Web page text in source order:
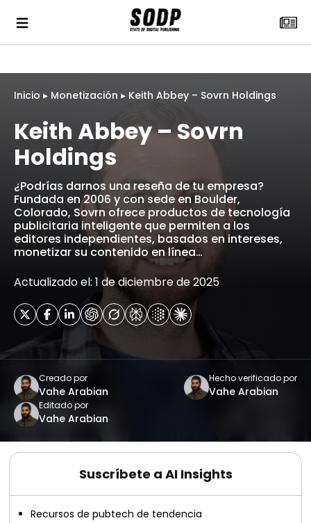
Inicio ▸ Monetización ▸ Keith Abbey – Sovrn Holdings
Keith Abbey – Sovrn
Holdings
¿Podrías darnos una reseña de tu empresa?
Fundada en 2006 y con sede en Boulder,
Colorado, Sovrn ofrece productos de tecnología
publicitaria inteligente que permiten a los
editores independientes, basados ​​en intereses,
monetizar su contenido en línea…
Actualizado el: 1 de diciembre de 2025
Creado por
Vahe Arabian
Hecho verificado por
Vahe Arabian
Editado por
Vahe Arabian
Suscríbete a AI Insights
Recursos de pubtech de tendencia